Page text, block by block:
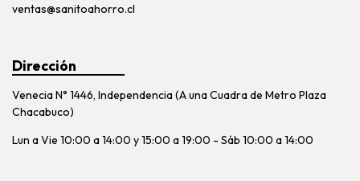
ventas@sanitoahorro.cl
Dirección
Venecia N° 1446, Independencia (A una Cuadra de Metro Plaza
Chacabuco)
Lun a Vie 10:00 a 14:00 y 15:00 a 19:00 - Sáb 10:00 a 14:00